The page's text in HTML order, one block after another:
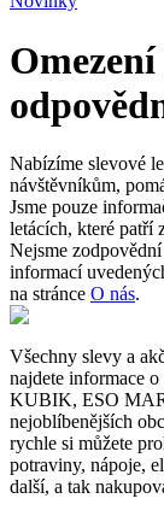
Nabízíme slevové
návštěvníkům,
Jsme pouze
letácích, které patří
Nejsme
informací
na stránce O nás.
Všechny slevy a
najdete informace
KUBIK, ESO
nejoblíbenějších
rychle si můžete
potraviny, nápoje,
další, a tak